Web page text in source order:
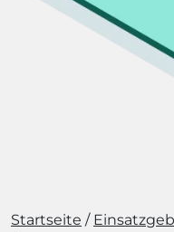
Startseite